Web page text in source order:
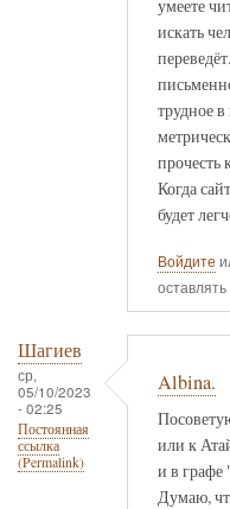
умеете
искать
трудное
прочесть
Когда
будет
Войдите
Шагиев
ср,
05/10/2023
- 02:25
Постоянная
ссылка
(Permalink)
Albina.
или к
и в графе
Думаю,